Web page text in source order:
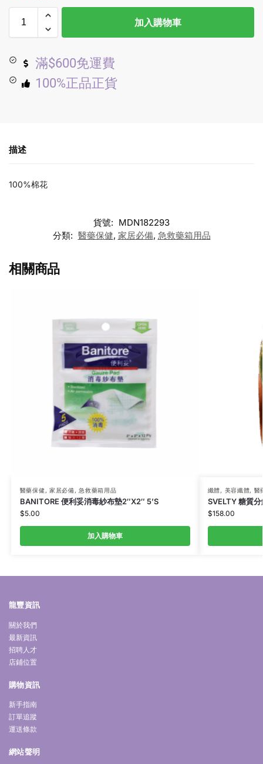
加入購物車
滿$600免運費
100%正品正貨
描述
100%棉花
貨號: MDN182293
分類: 醫藥保健, 家居必備, 急救藥箱用品
相關商品
醫藥保健, 家居必備,急救藥箱用品
BANITORE 便利妥消毒紗布墊2″X2″ 5’S
$5.00
加入購物車
纖體, 美容纖體, 醫
SVELTY 糖質
$158.00
龍豐資訊
關於我們
最新資訊
招聘人才
店鋪位置
購物資訊
新手指南
訂單追蹤
運送條款
網站聲明